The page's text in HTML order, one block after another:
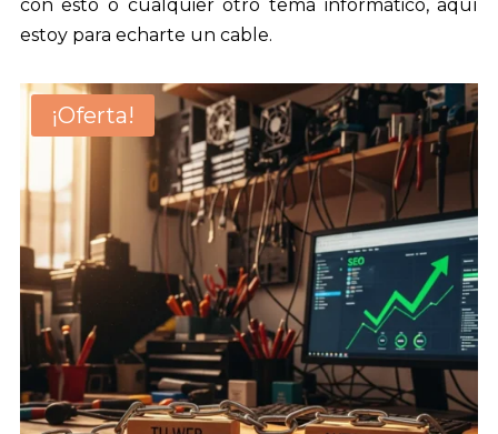
con esto o cualquier otro tema informático, aquí
estoy para echarte un cable.
¡Oferta!